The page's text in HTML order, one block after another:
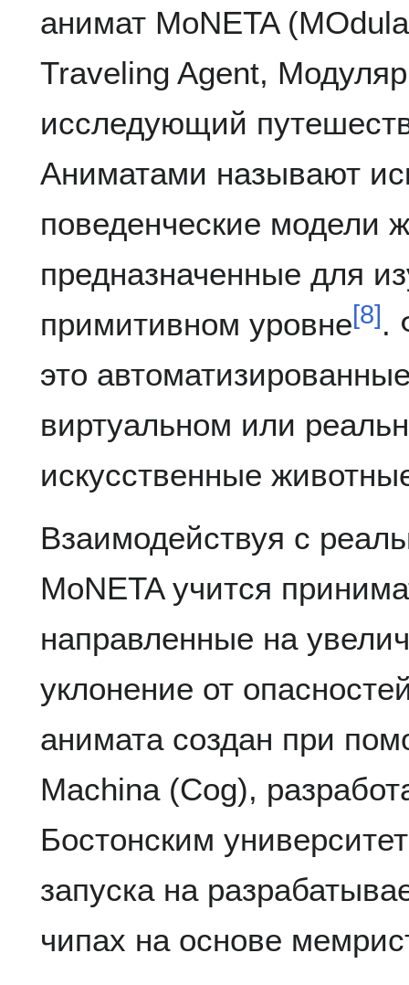
анимат MoNETA
Traveling Agent,
исследующий
Аниматами называют
поведенческие модели
предназначенные для
примитивном уровне[8] .
это
виртуальном или
искусственные
Взаимодействуя с
MoNETA учится
направленные на
уклонение от
анимата создан при
Machina (Cog),
Бостонским
запуска на
чипах на основе